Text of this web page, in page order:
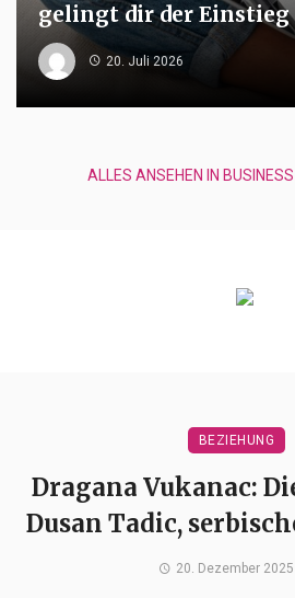
gelingt dir der
20. Juli 2026
ALLES ANSEHEN IN
BEZIEHUNG
Dragana Vukanac:
Dusan Tadic,
20. Dezember 2025